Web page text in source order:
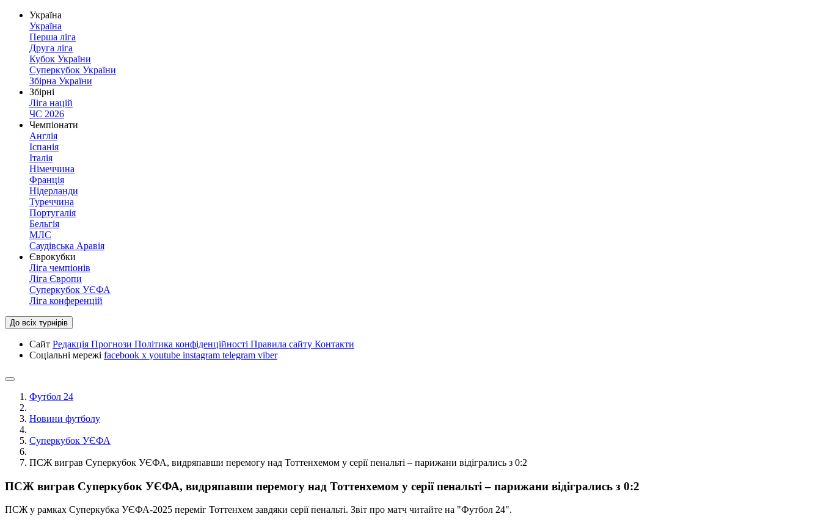
Україна
Україна
Перша ліга
Друга ліга
Кубок України
Суперкубок України
Збірна України
Збірні
Ліга націй
ЧС 2026
Чемпіонати
Англія
Іспанія
Італія
Німеччина
Франція
Нідерланди
Туреччина
Португалія
Бельгія
МЛС
Саудівська Аравія
Єврокубки
Ліга чемпіонів
Ліга Європи
Суперкубок УЄФА
Ліга конференцій
До всіх турнірів
Сайт Редакція Прогнози Політика конфіденційності Правила сайту Контакти
Соціальні мережі facebook x youtube instagram telegram viber
Футбол 24
Новини футболу
Суперкубок УЄФА
ПСЖ виграв Суперкубок УЄФА, видряпавши перемогу над Тоттенхемом у серії пенальті – парижани відігрались з 0:2
ПСЖ виграв Суперкубок УЄФА, видряпавши перемогу над Тоттенхемом у серії пенальті – парижани відігрались з 0:2
ПСЖ у рамках Суперкубка УЄФА-2025 переміг Тоттенхем завдяки серії пенальті. Звіт про матч читайте на "Футбол 24".